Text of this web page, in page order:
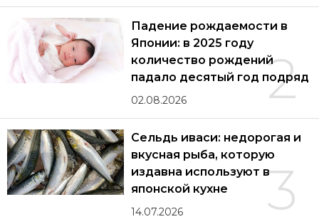
2
Падение рождаемости в
Японии: в 2025 году
количество рождений
падало десятый год подряд
02.08.2026
3
Сельдь иваси: недорогая и
вкусная рыба, которую
издавна используют в
японской кухне
14.07.2026